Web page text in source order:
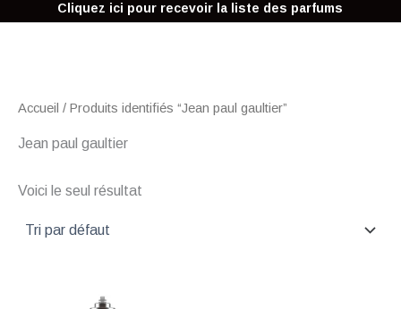
Cliquez ici pour recevoir la liste des parfums
Accueil / Produits identifiés “Jean paul gaultier”
Jean paul gaultier
Voici le seul résultat